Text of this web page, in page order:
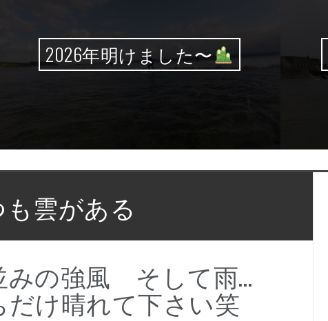
2026年明けました〜
雲がある
みの強風 そして雨…
だけ晴れて下さい笑